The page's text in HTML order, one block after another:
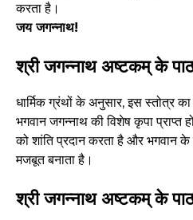
करता है।
जय जगन्नाथ!
श्री जगन्नाथ अष्टकम् के
धार्मिक ग्रंथों के अनुसार, इस स्तोत्र
भगवान जगन्नाथ की विशेष कृपा प्राप्त
को शांति प्रदान करता है और भगवान
मजबूत बनाता है।
श्री जगन्नाथ अष्टकम् के